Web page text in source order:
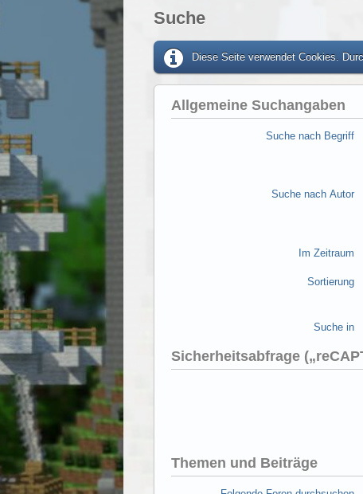
Suche
Diese Seite verwendet Cookies.
Allgemeine Suchangaben
Suche nach Begriff
Suche nach Autor
Im Zeitraum
Sortierung
Suche in
Sicherheitsabfrage
Themen und Beiträge